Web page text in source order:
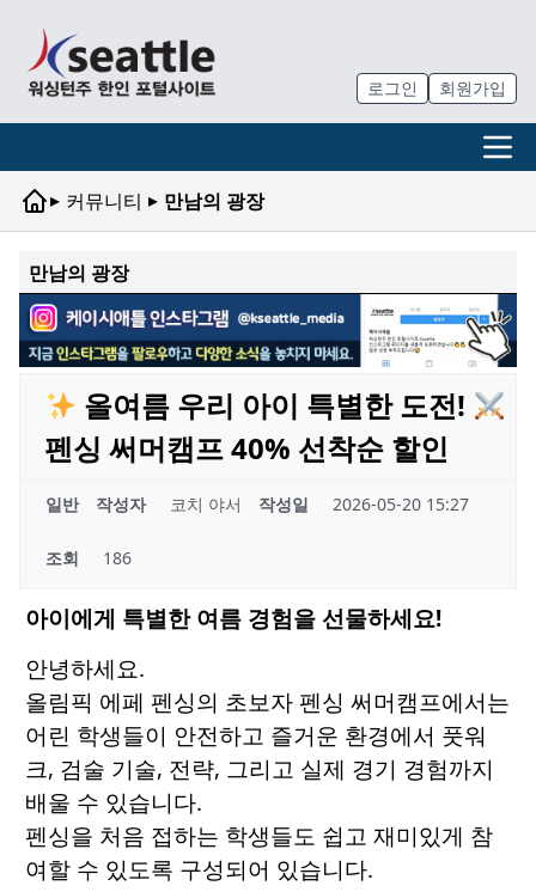
로그인 회원가입
▸ 커뮤니티 ▸ 만남의 광장
만남의 광장
올여름 우리 아이 특별한 도전!
펜싱 써머캠프 40% 선착순 할인
일반 작성자 코치 야서 작성일 2026-05-20 15:27
조회 186
아이에게 특별한 여름 경험을 선물하세요!
안녕하세요.
올림픽 에페 펜싱의 초보자 펜싱 써머캠프에서는
어린 학생들이 안전하고 즐거운 환경에서 풋워
크, 검술 기술, 전략, 그리고 실제 경기 경험까지
배울 수 있습니다.
펜싱을 처음 접하는 학생들도 쉽고 재미있게 참
여할 수 있도록 구성되어 있습니다.